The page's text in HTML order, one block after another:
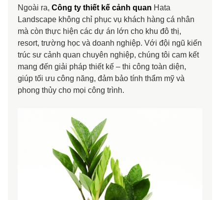
Ngoài ra, Công ty thiết kế cảnh quan Hata
Landscape không chỉ phục vụ khách hàng cá nhân
mà còn thực hiện các dự án lớn cho khu đô thị,
resort, trường học và doanh nghiệp. Với đội ngũ kiến
trúc sư cảnh quan chuyên nghiệp, chúng tôi cam kết
mang đến giải pháp thiết kế – thi công toàn diện,
giúp tối ưu công năng, đảm bảo tính thẩm mỹ và
phong thủy cho mọi công trình.